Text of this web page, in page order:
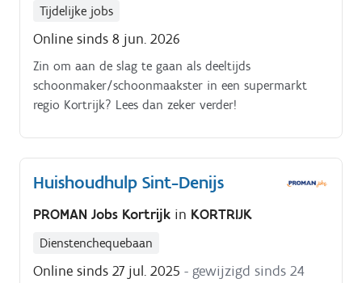
Tijdelijke jobs
Online sinds 8 jun. 2026
Zin om aan de slag te gaan als deeltijds
schoonmaker/schoonmaakster in een supermarkt
regio Kortrijk? Lees dan zeker verder!
Huishoudhulp Sint-Denijs
PROMAN Jobs Kortrijk in KORTRIJK
Dienstenchequebaan
Online sinds 27 jul. 2025 - gewijzigd sinds 24